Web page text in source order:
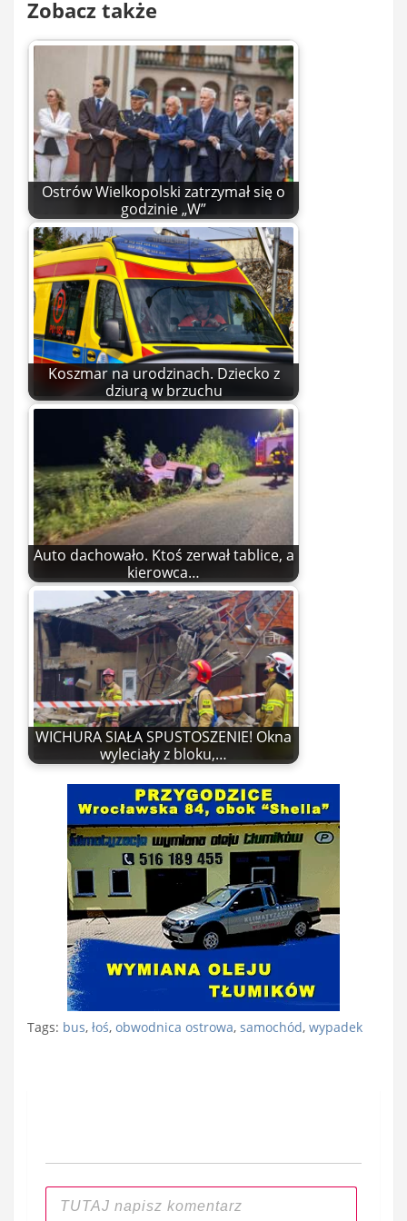
Zobacz także
Ostrów Wielkopolski zatrzymał się o
godzinie „W”
Koszmar na urodzinach. Dziecko z
dziurą w brzuchu
Auto dachowało. Ktoś zerwał tablice, a
kierowca…
WICHURA SIAŁA SPUSTOSZENIE! Okna
wyleciały z bloku,…
Tags: bus, łoś, obwodnica ostrowa, samochód, wypadek